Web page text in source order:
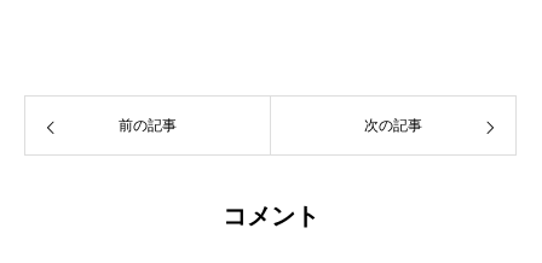
前の記事 次の記事
コメント